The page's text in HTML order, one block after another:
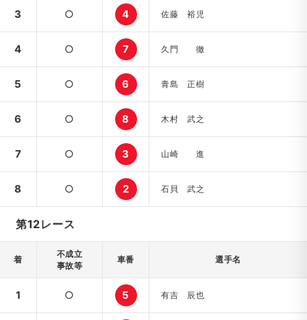
3 ○ 4 佐藤 裕児
4 ○ 7 久門 徹
5 ○ 6 青島 正樹
6 ○ 8 木村 武之
7 ○ 3 山崎 進
8 ○ 2 石貝 武之
第12レース
着
不成立
事故等
車番 選手名
1 ○ 5 有吉 辰也